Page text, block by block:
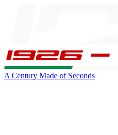
A Century Made of Seconds